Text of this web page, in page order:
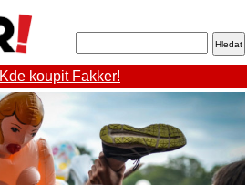
Kde koupit Fakker!